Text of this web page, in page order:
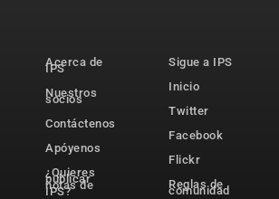
Acerca de
IPS
Nuestros
socios
Contáctenos
Apóyenos
¿Quieres
publicar
notas de
IPS?
Sigue a IPS
Inicio
Twitter
Facebook
Flickr
Reglas de
comunidad